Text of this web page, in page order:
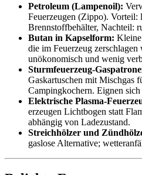
Petroleum (Lampenoil):
Feuerzeugen (Zippo). Vorteil:
Brennstoffbehälter, Nachteil:
Butan in Kapselform:
die im Feuerzeug zerschlagen
unökonomisch und wenig
Sturmfeuerzeug-
Gaskartuschen mit Mischgas
Campingkochern. Eignen
Elektrische Plasma-
erzeugen Lichtbogen statt
abhängig von Ladezustand.
Streichhölzer und
gaslose Alternative;